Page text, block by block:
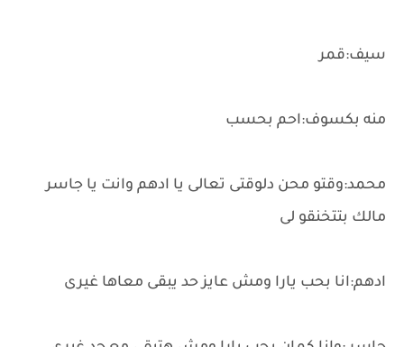
سيف:قمر
منه بكسوف:احم بحسب
محمد:وقتو محن دلوقتى تعالى يا ادهم وانت يا جاسر
مالك بتتخنقو لى
ادهم:انا بحب يارا ومش عايز حد يبقى معاها غيرى